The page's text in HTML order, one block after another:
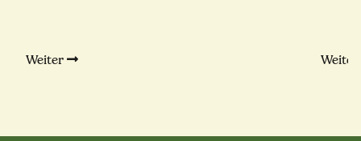
Weiter Weiter